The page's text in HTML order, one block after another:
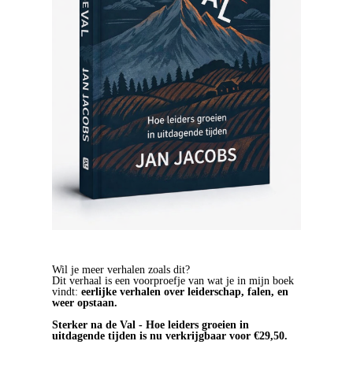
Wil je meer verhalen zoals dit?
Dit verhaal is een voorproefje van wat je in mijn boek
vindt: eerlijke verhalen over leiderschap, falen, en
weer opstaan.
Sterker na de Val - Hoe leiders groeien in
uitdagende tijden is nu verkrijgbaar voor €29,50.